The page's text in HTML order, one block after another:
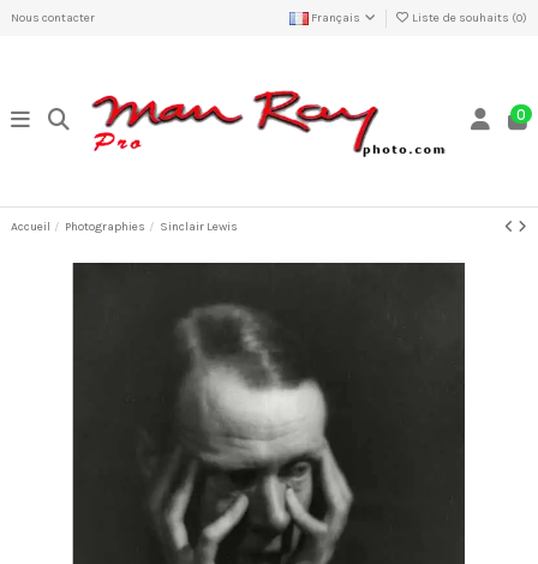
Nous contacter Français Liste de souhaits (0)
0
Accueil Photographies Sinclair Lewis